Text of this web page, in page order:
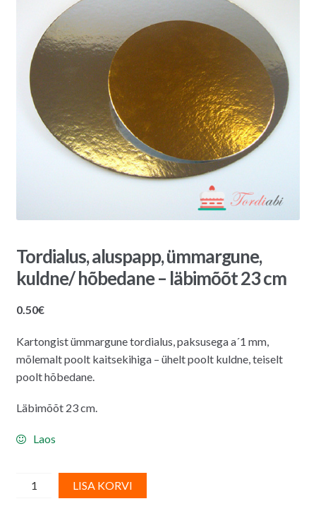
Tordialus, aluspapp, ümmargune,
kuldne/ hõbedane – läbimõõt 23 cm
0.50€
Kartongist ümmargune tordialus, paksusega a´1 mm,
mõlemalt poolt kaitsekihiga – ühelt poolt kuldne, teiselt
poolt hõbedane.
Läbimõõt 23 cm.
Laos
Tordialus,
aluspapp,
LISA KORVI